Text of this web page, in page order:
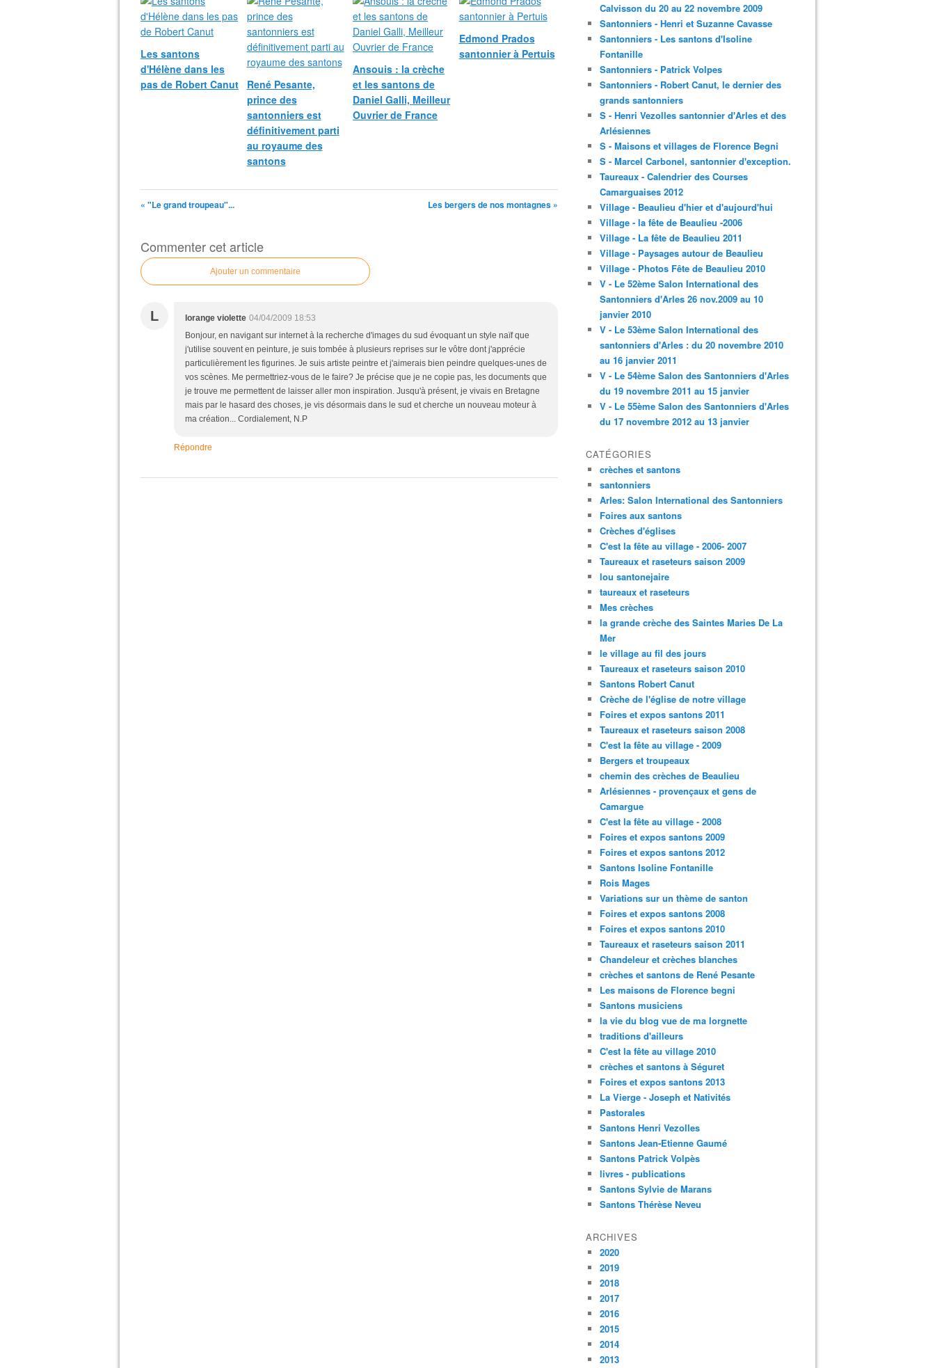
Les santons
d'Hélène dans les
pas de Robert Canut
René Pesante,
prince des
santonniers est
définitivement parti
au royaume des
santons
Ansouis : la crèche
et les santons de
Daniel Galli, Meilleur
Ouvrier de France
Edmond Prados
santonnier à Pertuis
« "Le grand troupeau"... Les bergers de nos montagnes »
Commenter cet article
Ajouter un commentaire
L lorange violette 04/04/2009 18:53
Bonjour, en navigant sur internet à la recherche d'images du sud évoquant un style naïf que
j'utilise souvent en peinture, je suis tombée à plusieurs reprises sur le vôtre dont j'apprécie
particulièrement les figurines. Je suis artiste peintre et j'aimerais bien peindre quelques-unes de
vos scènes. Me permettriez-vous de le faire? Je précise que je ne copie pas, les documents que
je trouve me permettent de laisser aller mon inspiration. Jusqu'à présent, je vivais en Bretagne
mais par le hasard des choses, je vis désormais dans le sud et cherche un nouveau moteur à
ma création... Cordialement, N.P
Répondre
Calvisson du 20 au 22 novembre 2009
Santonniers - Henri et Suzanne Cavasse
Santonniers - Les santons d'Isoline
Fontanille
Santonniers - Patrick Volpes
Santonniers - Robert Canut, le dernier des
grands santonniers
S - Henri Vezolles santonnier d'Arles et des
Arlésiennes
S - Maisons et villages de Florence Begni
S - Marcel Carbonel, santonnier d'exception.
Taureaux - Calendrier des Courses
Camarguaises 2012
Village - Beaulieu d'hier et d'aujourd'hui
Village - la fête de Beaulieu -2006
Village - La fête de Beaulieu 2011
Village - Paysages autour de Beaulieu
Village - Photos Fête de Beaulieu 2010
V - Le 52ème Salon International des
Santonniers d'Arles 26 nov.2009 au 10
janvier 2010
V - Le 53ème Salon International des
santonniers d'Arles : du 20 novembre 2010
au 16 janvier 2011
V - Le 54ème Salon des Santonniers d'Arles
du 19 novembre 2011 au 15 janvier
V - Le 55ème Salon des Santonniers d'Arles
du 17 novembre 2012 au 13 janvier
CATÉGORIES
crèches et santons
santonniers
Arles: Salon International des Santonniers
Foires aux santons
Crèches d'églises
C'est la fête au village - 2006- 2007
Taureaux et raseteurs saison 2009
lou santonejaire
taureaux et raseteurs
Mes crèches
la grande crèche des Saintes Maries De La
Mer
le village au fil des jours
Taureaux et raseteurs saison 2010
Santons Robert Canut
Crèche de l'église de notre village
Foires et expos santons 2011
Taureaux et raseteurs saison 2008
C'est la fête au village - 2009
Bergers et troupeaux
chemin des crèches de Beaulieu
Arlésiennes - provençaux et gens de
Camargue
C'est la fête au village - 2008
Foires et expos santons 2009
Foires et expos santons 2012
Santons Isoline Fontanille
Rois Mages
Variations sur un thème de santon
Foires et expos santons 2008
Foires et expos santons 2010
Taureaux et raseteurs saison 2011
Chandeleur et crèches blanches
crèches et santons de René Pesante
Les maisons de Florence begni
Santons musiciens
la vie du blog vue de ma lorgnette
traditions d'ailleurs
C'est la fête au village 2010
crèches et santons à Séguret
Foires et expos santons 2013
La Vierge - Joseph et Nativités
Pastorales
Santons Henri Vezolles
Santons Jean-Etienne Gaumé
Santons Patrick Volpès
livres - publications
Santons Sylvie de Marans
Santons Thérèse Neveu
ARCHIVES
2020
2019
2018
2017
2016
2015
2014
2013